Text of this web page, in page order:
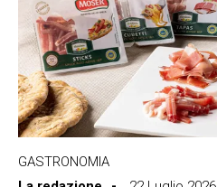
GASTRONOMIA